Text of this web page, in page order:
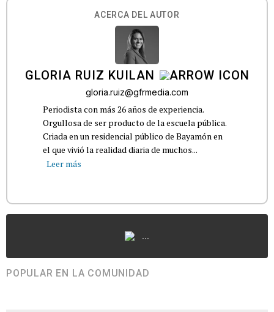
ACERCA DEL AUTOR
GLORIA RUIZ KUILAN
gloria.ruiz@gfrmedia.com
Periodista con más 26 años de experiencia.
Orgullosa de ser producto de la escuela pública.
Criada en un residencial público de Bayamón en
el que vivió la realidad diaria de muchos...
Leer más
...
POPULAR EN LA COMUNIDAD